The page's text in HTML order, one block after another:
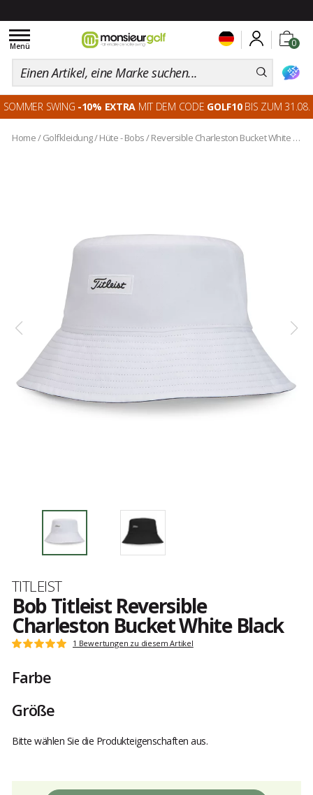
0
Toggle
navigation
Menü
SOMMER SWING -10% EXTRA MIT DEM CODE GOLF10BIS ZUM 31.08.
Home/ Golfkleidung/Hüte - Bobs/Reversible Charleston Bucket White Black
Marke
TITLEIST
Bob Titleist Reversible
Charleston Bucket White Black
Kundenbewertungen
Note:
von
5
1 Bewertungen zu diesem Artikel
Farbe
Größe
Bitte wählen Sie die Produkteigenschaften aus.